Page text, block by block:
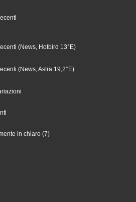
(News, Hotbird 13°E)
(News, Astra 19,2°E)
in chiaro (7)